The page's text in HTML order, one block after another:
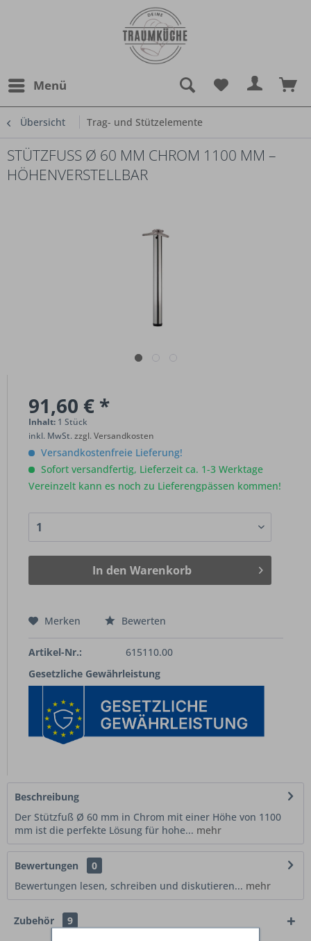
Menü
Übersicht Trag- und Stützelemente
STÜTZFUSS Ø 60 MM CHROM 1100 MM – H
ÖHENVERSTELLBAR
91,60 € *
Inhalt: 1 Stück
inkl. MwSt.zzgl. Versandkosten
Versandkostenfreie Lieferung!
Sofort versandfertig, Lieferzeit ca. 1-3 Werktage
Vereinzelt kann es noch zu Lieferengpässen kommen!
In den Warenkorb
Merken Bewerten
Artikel-Nr.:
615110.00
Gesetzliche Gewährleistung
Beschreibung
Der Stützfuß Ø 60 mm in Chrom mit einer Höhe von 1100
mm ist die perfekte Lösung für hohe... mehr
Bewertungen
0
Bewertungen lesen, schreiben und diskutieren... mehr
Zubehör 9